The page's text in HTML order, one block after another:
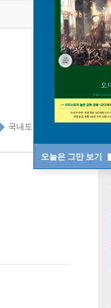
오늘은 그만 보기
국내도서 top20 1주